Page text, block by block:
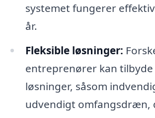
systemet fungerer
år.
Fleksible løsninger:
entreprenører kan
løsninger, såsom
udvendigt omfangsdræn,